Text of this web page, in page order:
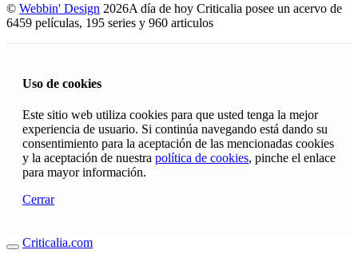
© Webbin' Design 2026A día de hoy Criticalia posee un acervo de
6459 películas, 195 series y 960 articulos
Uso de cookies
Este sitio web utiliza cookies para que usted tenga la mejor
experiencia de usuario. Si continúa navegando está dando su
consentimiento para la aceptación de las mencionadas cookies
y la aceptación de nuestra política de cookies, pinche el enlace
para mayor información.
Cerrar
Criticalia.com